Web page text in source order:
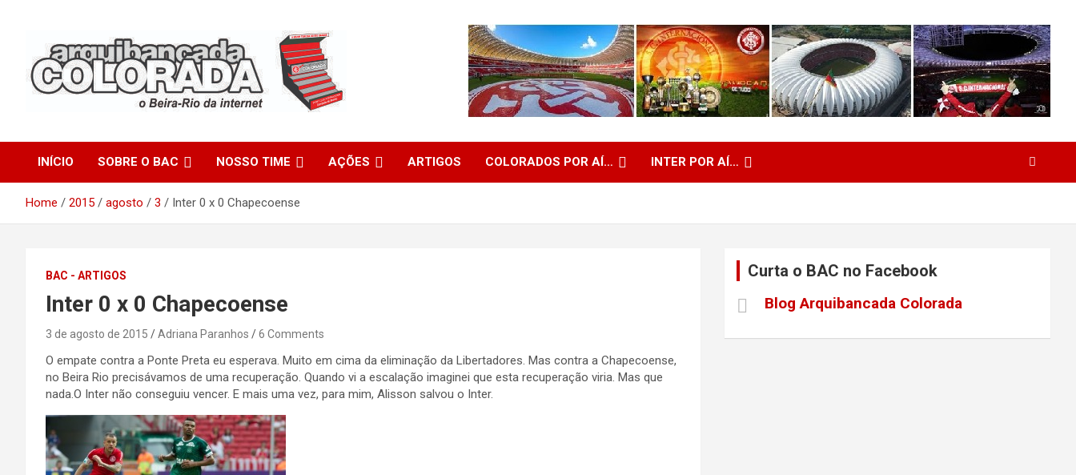
Arquibancada Colorada
INÍCIO SOBRE O BAC NOSSO TIME AÇÕES ARTIGOS COLORADOS POR AÍ… INTER POR AÍ…
Home 2015 agosto 3 Inter 0 x 0 Chapecoense
BAC - ARTIGOS
Inter 0 x 0 Chapecoense
3 de agosto de 2015 Adriana Paranhos 6 Comments
O empate contra a Ponte Preta eu esperava. Muito em cima da eliminação da Libertadores. Mas contra a Chapecoense,
no Beira Rio precisávamos de uma recuperação. Quando vi a escalação imaginei que esta recuperação viria. Mas que
nada.O Inter não conseguiu vencer. E mais uma vez, para mim, Alisson salvou o Inter.
Curta o BAC no Facebook
Blog Arquibancada Colorada